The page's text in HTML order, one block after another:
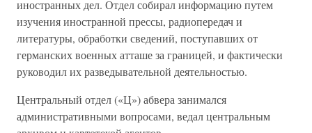
иностранных дел. Отдел собирал информацию путем
изучения иностранной прессы, радиопередач и
литературы, обработки сведений, поступавших от
германских военных атташе за границей, и фактически
руководил их разведывательной деятельностью.
Центральный отдел («Ц») абвера занимался
административными вопросами, ведал центральным